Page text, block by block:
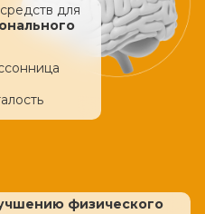
для
физического